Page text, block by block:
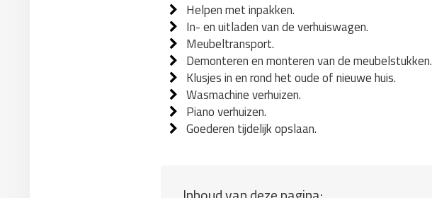
Helpen met inpakken.
In- en uitladen van de verhuiswagen.
Meubeltransport.
Demonteren en monteren van de meubelstukken.
Klusjes in en rond het oude of nieuwe huis.
Wasmachine verhuizen.
Piano verhuizen.
Goederen tijdelijk opslaan.